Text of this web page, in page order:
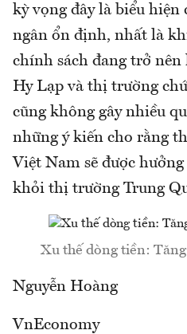
kỳ vọng đây là biểu
ngân ổn định, nhất là
chính sách đang trở nên
Hy Lạp và thị trường
cũng không gây nhiều
những ý kiến cho rằng
Việt Nam sẽ được
khỏi thị trường Trung
Xu thế dòng tiền:
Nguyễn Hoàng
VnEconomy